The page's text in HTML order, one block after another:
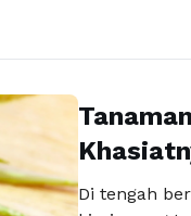
Di tengah